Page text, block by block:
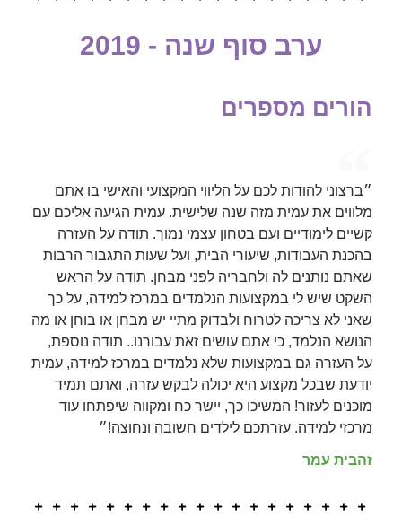
הורים מספרים
״ברצוני להודות לכם על הליווי המקצועי והאישי בו אתם
מלווים את עמית מזה שנה שלישית. עמית הגיעה אליכם עם
קשיים לימודיים ועם בטחון עצמי נמוך. תודה על העזרה
בהכנת העבודות, שיעורי הבית, ועל שעות התגבור הרבות
שאתם נותנים לה ולחבריה לפני מבחן. תודה על הראש
השקט שיש לי במקצועות הנלמדים במרכז למידה, על כך
שאני לא צריכה לטרוח ולבדוק מתיי יש מבחן או בוחן או מה
הנושא הנלמד, כי אתם עושים זאת עבורנו.. תודה נוספת,
על העזרה גם במקצועות שלא נלמדים במרכז למידה, עמית
יודעת שבכל מקצוע היא יכולה לבקש עזרה, ואתם תמיד
מוכנים לעזור! המשיכו כך, יישר כח ומקווה שיפתחו עוד
מרכזי למידה. עזרתכם לילדים חשובה ונחוצה!״
זהבית עמר
ערב סוף שנה - 2019